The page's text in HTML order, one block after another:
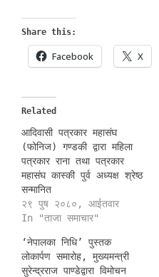
Share this:
Facebook X
Related
आदिवासी पत्रकार महासंघ
(फोनिज) गण्डकी द्वारा महिला
पत्रकार राना तथा पत्रकार
महासंघ कास्की पुर्व अध्यक्ष श्रेष्ठ
सन्मानित
२९ पुष २०८०, आईतवार
In "ताजा समाचार"
‘नेपालका निधि’ पुस्तक
लोकार्पण समारोह, मुख्यमन्त्री
सुरेन्द्रराज पाण्डेद्वारा विमोचन